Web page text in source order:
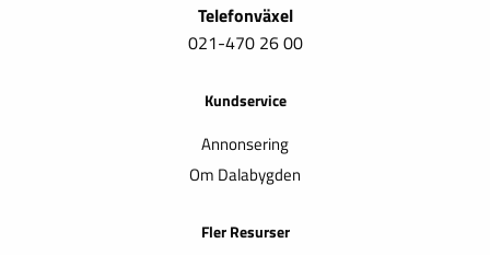
Telefonväxel
021-470 26 00
Kundservice
Annonsering
Om Dalabygden
Fler Resurser